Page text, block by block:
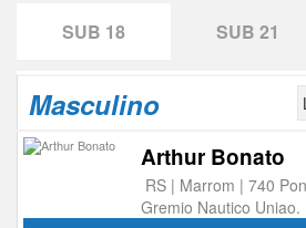
SUB 18 SUB 21
Masculino
Arthur Bonato
RS | Marrom | 740
Gremio Nautico Uniao.